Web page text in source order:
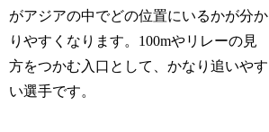
がアジアの中でどの位置にいるかが分か
りやすくなります。100mやリレーの見
方をつかむ入口として、かなり追いやす
い選手です。